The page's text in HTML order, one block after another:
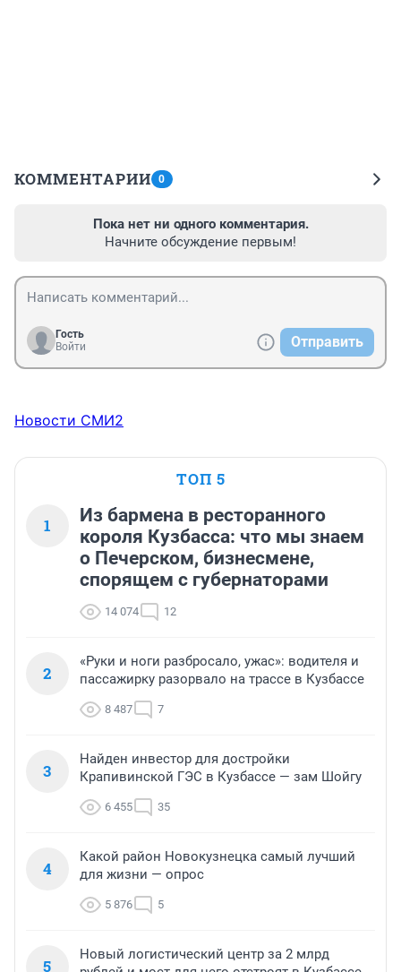
КОММЕНТАРИИ 0
Пока нет ни одного комментария.
Начните обсуждение первым!
Гость
Войти
Отправить
Новости СМИ2
ТОП 5
1
Из бармена в ресторанного
короля Кузбасса: что мы знаем
о Печерском, бизнесмене,
спорящем с губернаторами
14 074 12
2
«Руки и ноги разбросало, ужас»: водителя и
пассажирку разорвало на трассе в Кузбассе
8 487 7
3
Найден инвестор для достройки
Крапивинской ГЭС в Кузбассе — зам Шойгу
6 455 35
4
Какой район Новокузнецка самый лучший
для жизни — опрос
5 876 5
5
Новый логистический центр за 2 млрд